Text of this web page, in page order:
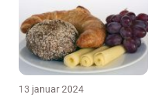
13 januar 2024